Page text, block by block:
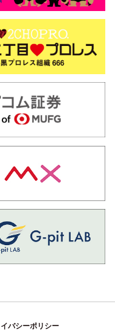
バシーポリシー